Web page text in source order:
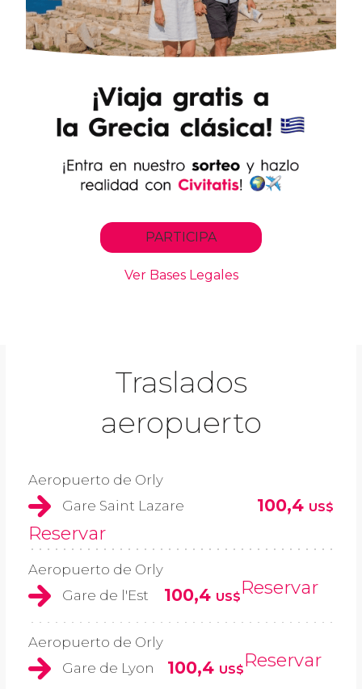
Traslados
aeropuerto
Aeropuerto de Orly
Gare Saint Lazare
100,4 US$
Reservar
Aeropuerto de Orly
Gare de l'Est
100,4 US$Reservar
Aeropuerto de Orly
Gare de Lyon
100,4 US$Reservar